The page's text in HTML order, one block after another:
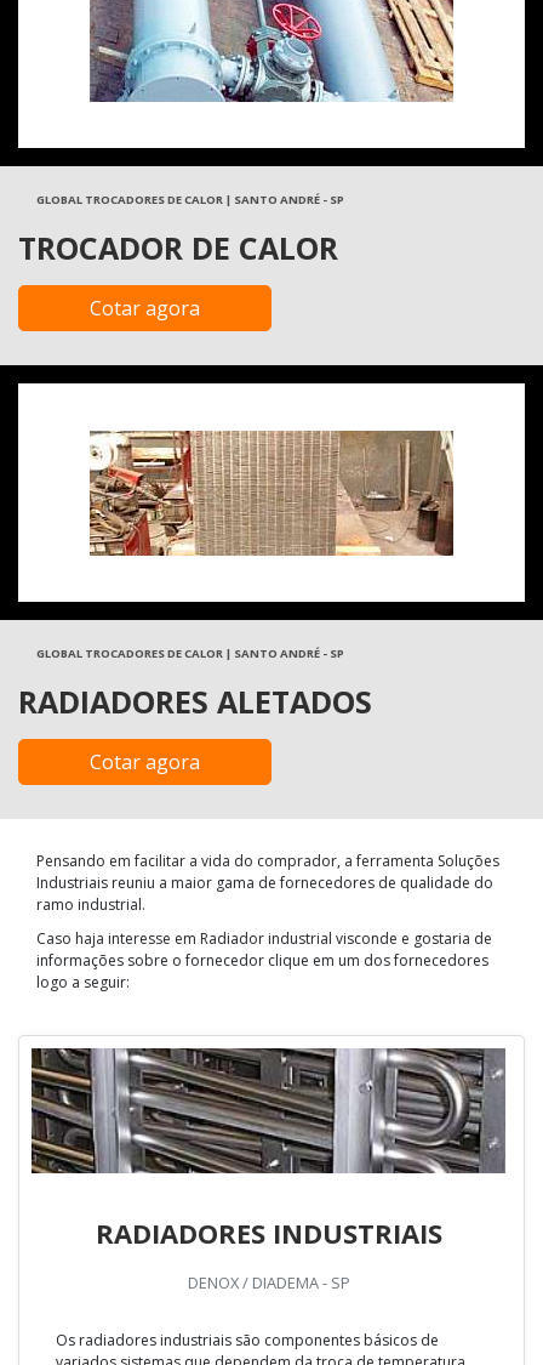
GLOBAL TROCADORES DE CALOR | SANTO ANDRÉ - SP
TROCADOR DE CALOR
Cotar agora
GLOBAL TROCADORES DE CALOR | SANTO ANDRÉ - SP
RADIADORES ALETADOS
Cotar agora
Pensando em facilitar a vida do comprador, a ferramenta Soluções
Industriais reuniu a maior gama de fornecedores de qualidade do
ramo industrial.
Caso haja interesse em Radiador industrial visconde e gostaria de
informações sobre o fornecedor clique em um dos fornecedores
logo a seguir:
RADIADORES INDUSTRIAIS
DENOX / DIADEMA - SP
Os radiadores industriais são componentes básicos de